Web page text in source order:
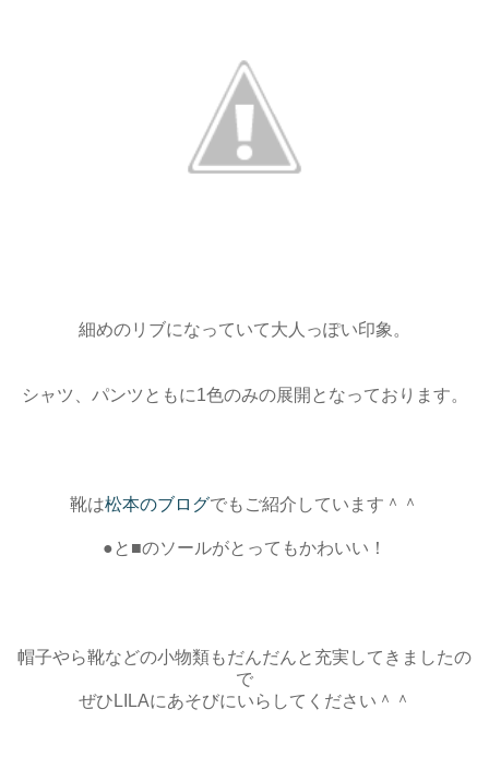
細めのリブになっていて大人っぽい印象。
シャツ、パンツともに1色のみの展開となっております。
靴は松本のブログでもご紹介しています＾＾
●と■のソールがとってもかわいい！
帽子やら靴などの小物類もだんだんと充実してきましたの
で
ぜひLILAにあそびにいらしてください＾＾